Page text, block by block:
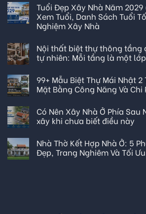
Tuổi Đẹp Xây Nhà Năm
Xem Tuổi, Danh Sách Tuổi
Nghiệm Xây Nhà
Nội thất biệt thự thông tầng
tự nhiên: Mỗi tầng là một
99+ Mẫu Biệt Thự Mái Nhật
Mặt Bằng Công Năng Và Chi
Có Nên Xây Nhà Ở Phía Sau
xây khi chưa biết điều này
Nhà Thờ Kết Hợp Nhà Ở: 5
Đẹp, Trang Nghiêm Và Tối